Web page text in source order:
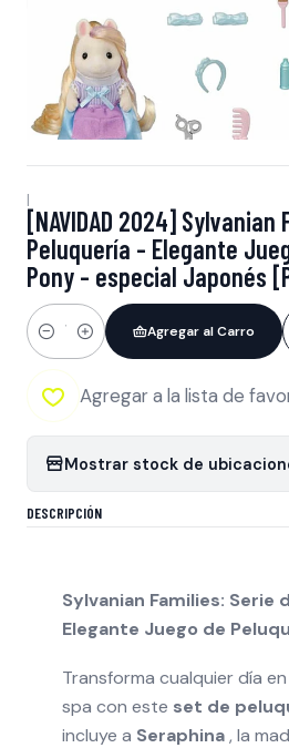
|
[NAVIDAD 2024] Sylvanian
Peluquería - Elegante
Pony - especial Japonés
Cantidad
Agregar al Carro
Agregar a la lista de
Mostrar stock de
DESCRIPCIÓN
Sylvanian Families: Serie
Elegante Juego de
Transforma cualquier día
spa con este set de
incluye a Seraphina, la